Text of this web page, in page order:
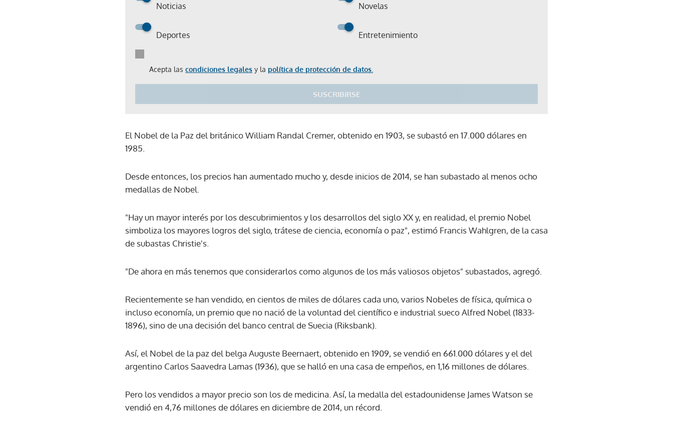
Noticias Novelas
Deportes Entretenimiento
Acepta las condiciones legales y la política de protección de datos.
SUSCRIBIRSE
Gracias por suscribirte a nuestro boletín.
El Nobel de la Paz del británico William Randal Cremer, obtenido en 1903, se subastó en 17.000 dólares en
1985.
Desde entonces, los precios han aumentado mucho y, desde inicios de 2014, se han subastado al menos ocho
medallas de Nobel.
"Hay un mayor interés por los descubrimientos y los desarrollos del siglo XX y, en realidad, el premio Nobel
simboliza los mayores logros del siglo, trátese de ciencia, economía o paz", estimó Francis Wahlgren, de la casa
de subastas Christie's.
"De ahora en más tenemos que considerarlos como algunos de los más valiosos objetos" subastados, agregó.
Recientemente se han vendido, en cientos de miles de dólares cada uno, varios Nobeles de física, química o
incluso economía, un premio que no nació de la voluntad del científico e industrial sueco Alfred Nobel (1833-
1896), sino de una decisión del banco central de Suecia (Riksbank).
Así, el Nobel de la paz del belga Auguste Beernaert, obtenido en 1909, se vendió en 661.000 dólares y el del
argentino Carlos Saavedra Lamas (1936), que se halló en una casa de empeños, en 1,16 millones de dólares.
Pero los vendidos a mayor precio son los de medicina. Así, la medalla del estadounidense James Watson se
vendió en 4,76 millones de dólares en diciembre de 2014, un récord.